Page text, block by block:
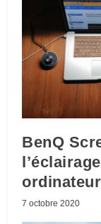
BenQ
ordinateur
7 octobre 2020